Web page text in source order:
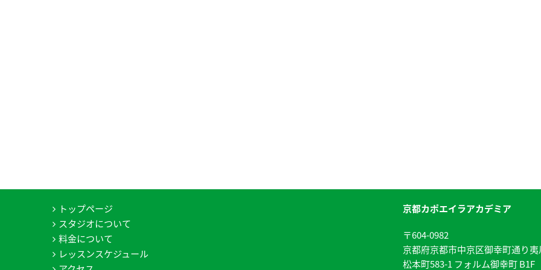
トップページ
スタジオについて
料金について
レッスンスケジュール
京都カポエイラアカデミア
〒604-0982
京都府京都市中京区御幸町通り
松本町583-1 フォルム御幸町 B1F